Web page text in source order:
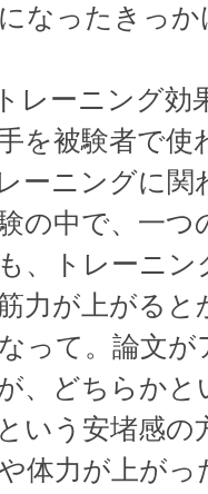
なったきっ
レーニング効
を被験者で
ーニングに
の中で、一つ
、トレーニ
力が上がる
って。論文
、どちらか
いう安堵感の
体力が上がっ